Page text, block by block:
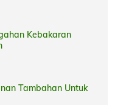
Kebakaran
Tambahan Untuk